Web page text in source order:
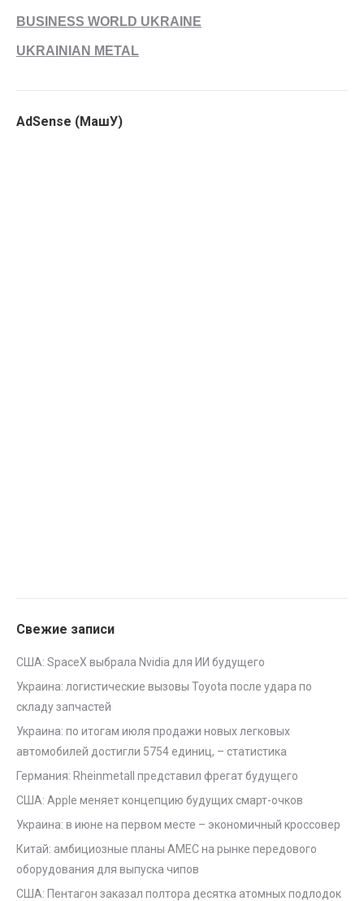
BUSINESS WORLD UKRAINE
UKRAINIAN METAL
AdSense (МашУ)
Свежие записи
США: SpaceX выбрала Nvidia для ИИ будущего
Украина: логистические вызовы Toyota после удара по
складу запчастей
Украина: по итогам июля продажи новых легковых
автомобилей достигли 5754 единиц, – статистика
Германия: Rheinmetall представил фрегат будущего
США: Apple меняет концепцию будущих смарт-очков
Украина: в июне на первом месте – экономичный кроссовер
Китай: амбициозные планы AMEC на рынке передового
оборудования для выпуска чипов
США: Пентагон заказал полтора десятка атомных подлодок